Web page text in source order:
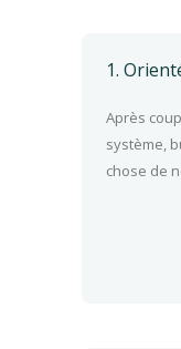
1.
Après
système,
chose de